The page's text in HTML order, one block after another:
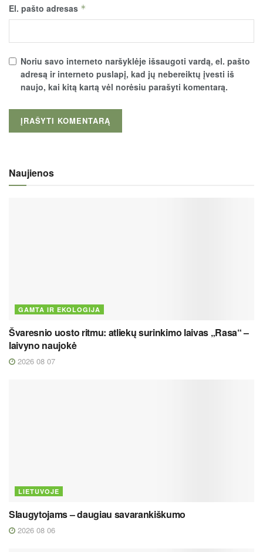
El. pašto adresas *
Noriu savo interneto naršyklėje išsaugoti vardą, el. pašto
adresą ir interneto puslapį, kad jų nebereiktų įvesti iš
naujo, kai kitą kartą vėl norėsiu parašyti komentarą.
Naujienos
GAMTA IR EKOLOGIJA
Švaresnio uosto ritmu: atliekų surinkimo laivas „Rasa“ –
laivyno naujokė
2026 08 07
LIETUVOJE
Slaugytojams – daugiau savarankiškumo
2026 08 06